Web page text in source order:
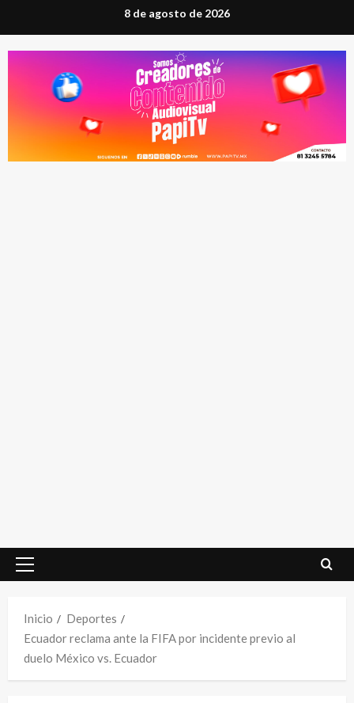
al
contenido
8 de agosto de 2026
Menú
Inicio
Deportes
Ecuador reclama ante la FIFA por incidente previo al
duelo México vs. Ecuador